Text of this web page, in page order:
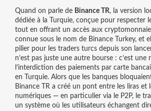
Quand on parle de Binance TR, la version
dédiée à la Turquie, conçue pour respecter
tout en offrant un accès aux
connue sous le nom de Binance Turkey, et
pilier pour les traders turcs depuis son
n’est pas juste une autre bourse : c’est une
l’interdiction des paiements par carte
en Turquie. Alors que les banques
Binance TR a créé un pont entre les liras et
numériques — en particulier via le P2P, le
un système où les utilisateurs échangent